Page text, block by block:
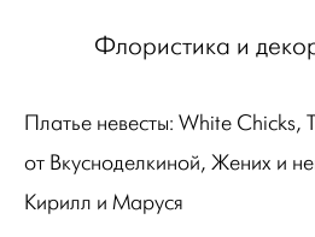
Флористика и
Платье невесты: White Chicks,
от Вкусноделкиной, Жених и
Кирилл и Маруся